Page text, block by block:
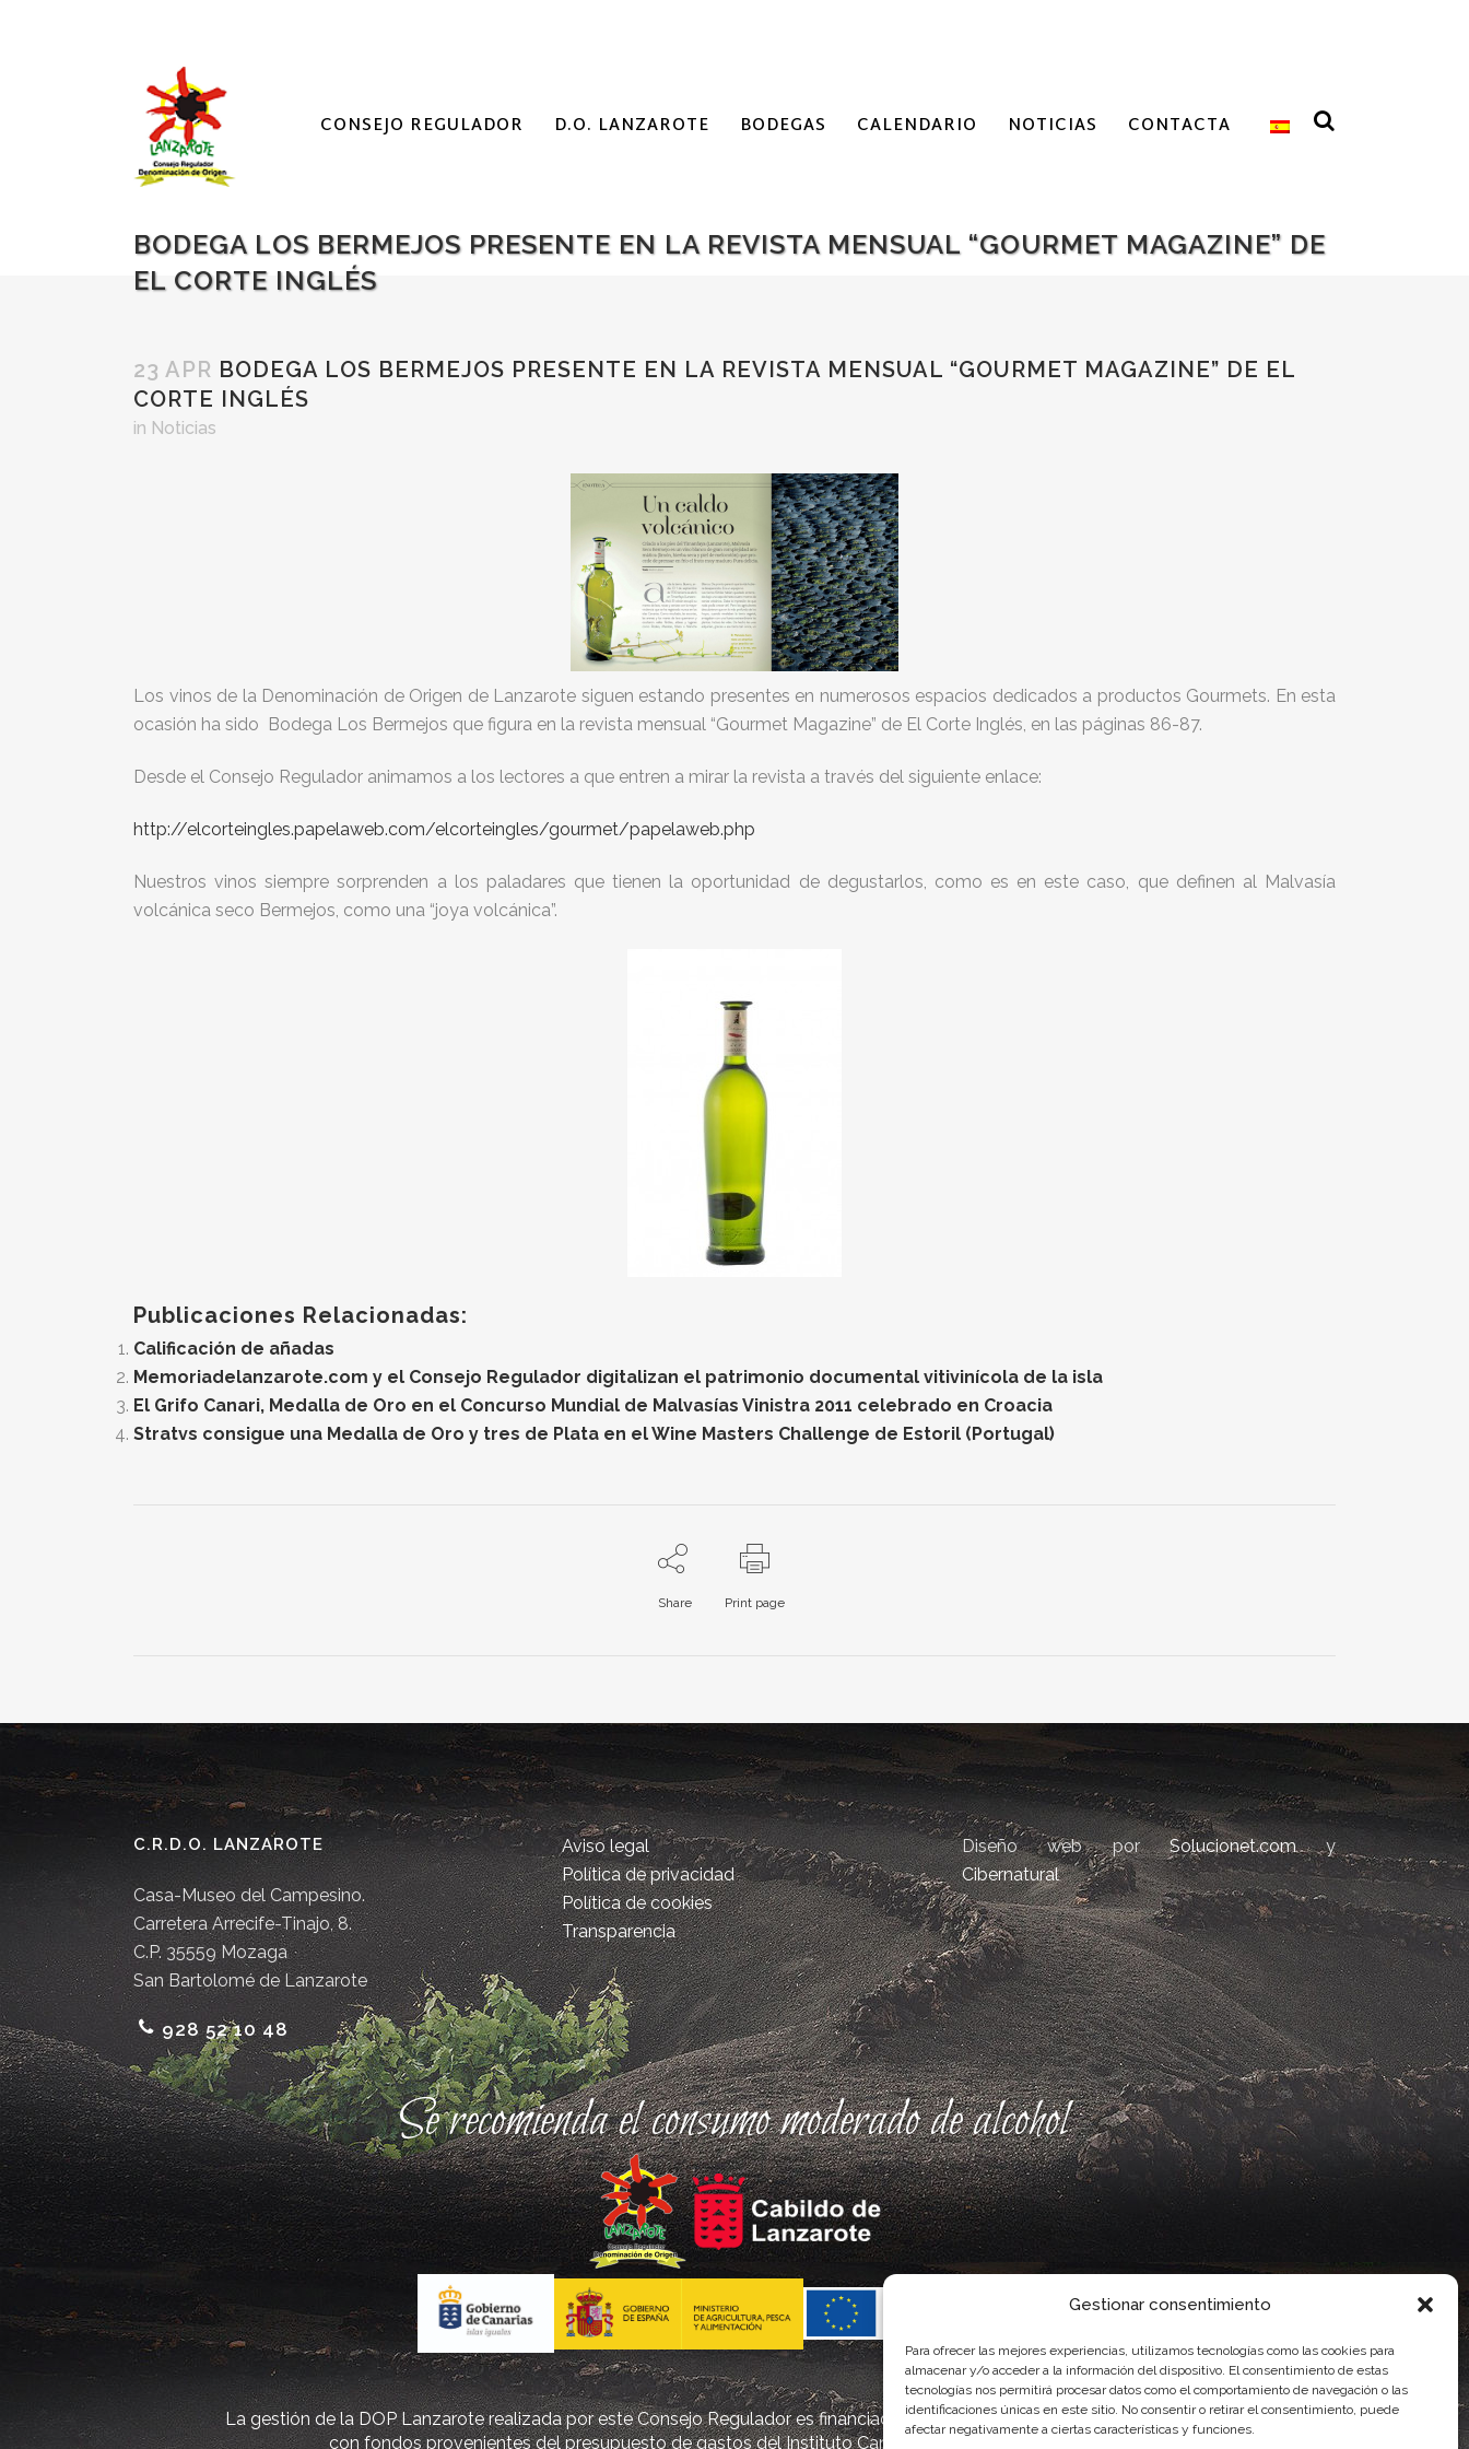
Gestionar consentimiento
Para ofrecer las mejores experiencias, utilizamos tecnologías como las cookies para
almacenar y/o acceder a la información del dispositivo. El consentimiento de estas
tecnologías nos permitirá procesar datos como el comportamiento de navegación o las
identificaciones únicas en este sitio. No consentir o retirar el consentimiento, puede
afectar negativamente a ciertas características y funciones.
CONSEJO REGULADOR D.O. LANZAROTE BODEGAS CALENDARIO NOTICIAS CONTACTA
BODEGA LOS BERMEJOS PRESENTE EN LA REVISTA MENSUAL “GOURMET MAGAZINE” DE
EL CORTE INGLÉS
23 APR BODEGA LOS BERMEJOS PRESENTE EN LA REVISTA MENSUAL “GOURMET MAGAZINE” DE EL
CORTE INGLÉS
in Noticias
Los vinos de la Denominación de Origen de Lanzarote siguen estando presentes en numerosos espacios dedicados a productos Gourmets. En esta
ocasión ha sido Bodega Los Bermejos que figura en la revista mensual “Gourmet Magazine” de El Corte Inglés, en las páginas 86-87.
Desde el Consejo Regulador animamos a los lectores a que entren a mirar la revista a través del siguiente enlace:
http://elcorteingles.papelaweb.com/elcorteingles/gourmet/papelaweb.php
Nuestros vinos siempre sorprenden a los paladares que tienen la oportunidad de degustarlos, como es en este caso, que definen al Malvasía
volcánica seco Bermejos, como una “joya volcánica”.
Publicaciones Relacionadas:
Calificación de añadas
Memoriadelanzarote.com y el Consejo Regulador digitalizan el patrimonio documental vitivinícola de la isla
El Grifo Canari, Medalla de Oro en el Concurso Mundial de Malvasías Vinistra 2011 celebrado en Croacia
Stratvs consigue una Medalla de Oro y tres de Plata en el Wine Masters Challenge de Estoril (Portugal)
Share Print page
C.R.D.O. LANZAROTE
Casa-Museo del Campesino.
Carretera Arrecife-Tinajo, 8.
C.P. 35559 Mozaga
San Bartolomé de Lanzarote
928 52 10 48
Aviso legal
Política de privacidad
Política de cookies
Transparencia
Diseño web porSolucionet.comy
Cibernatural
Se recomienda el consumo moderado de alcohol
La gestión de la DOP Lanzarote realizada por este Consejo Regulador es financiada, parcialmente, por el Gobierno de Canarias
con fondos provenientes del presupuesto de gastos del Instituto Canario de Calidad Agroalimentaria